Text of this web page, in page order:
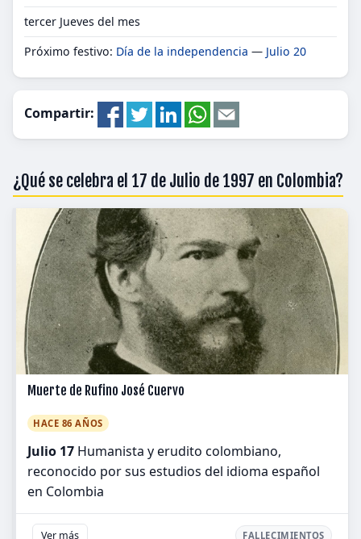
tercer Jueves del mes
Próximo festivo: Día de la independencia — Julio 20
Compartir:
¿Qué se celebra el 17 de Julio de 1997 en Colombia?
Muerte de Rufino José Cuervo
HACE 86 AÑOS
Julio 17 Humanista y erudito colombiano,
reconocido por sus estudios del idioma español
en Colombia
Ver más FALLECIMIENTOS